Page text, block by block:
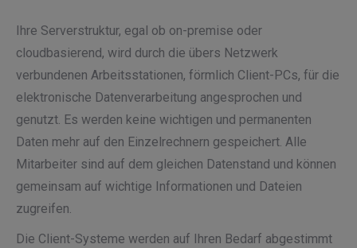
Ihre Serverstruktur, egal ob on-premise oder
cloudbasierend, wird durch die übers Netzwerk
verbundenen Arbeitsstationen, förmlich Client-PCs, für die
elektronische Datenverarbeitung angesprochen und
genutzt. Es werden keine wichtigen und permanenten
Daten mehr auf den Einzelrechnern gespeichert. Alle
Mitarbeiter sind auf dem gleichen Datenstand und können
gemeinsam auf wichtige Informationen und Dateien
zugreifen.
Die Client-Systeme werden auf Ihren Bedarf abgestimmt